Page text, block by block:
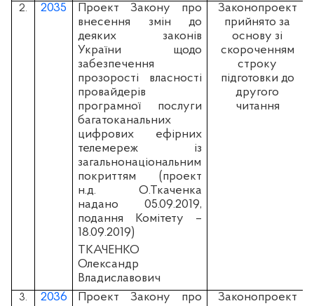
2. 2035
Проект Закону про
внесення змін до
деяких законів
України щодо
забезпечення
прозорості власності
провайдерів
програмної послуги
багатоканальних
цифрових ефірних
телемереж із
загальнонаціональним
покриттям (проект
н.д. О.Ткаченка
надано 05.09.2019,
подання Комітету –
18.09.2019)
ТКАЧЕНКО
Олександр
Владиславович
Законопроект
прийнято за
основу зі
скороченням
строку
підготовки до
другого
читання
3. 2036
Проект Закону про
Законопроект